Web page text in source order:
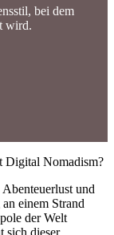
bei dem
wird.
Digital Nomadism?
und
einem Strand
der Welt